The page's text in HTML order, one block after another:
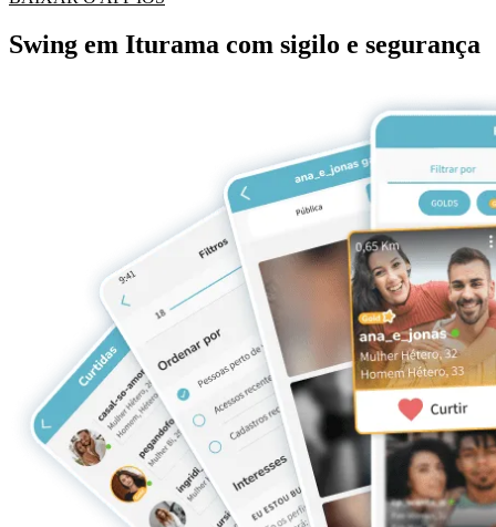
Swing em Iturama com sigilo e segurança